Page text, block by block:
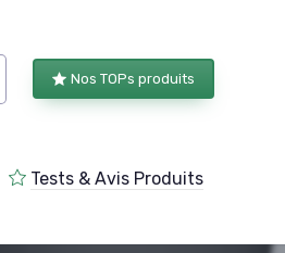
Nos TOPs produits
Tests & Avis Produits